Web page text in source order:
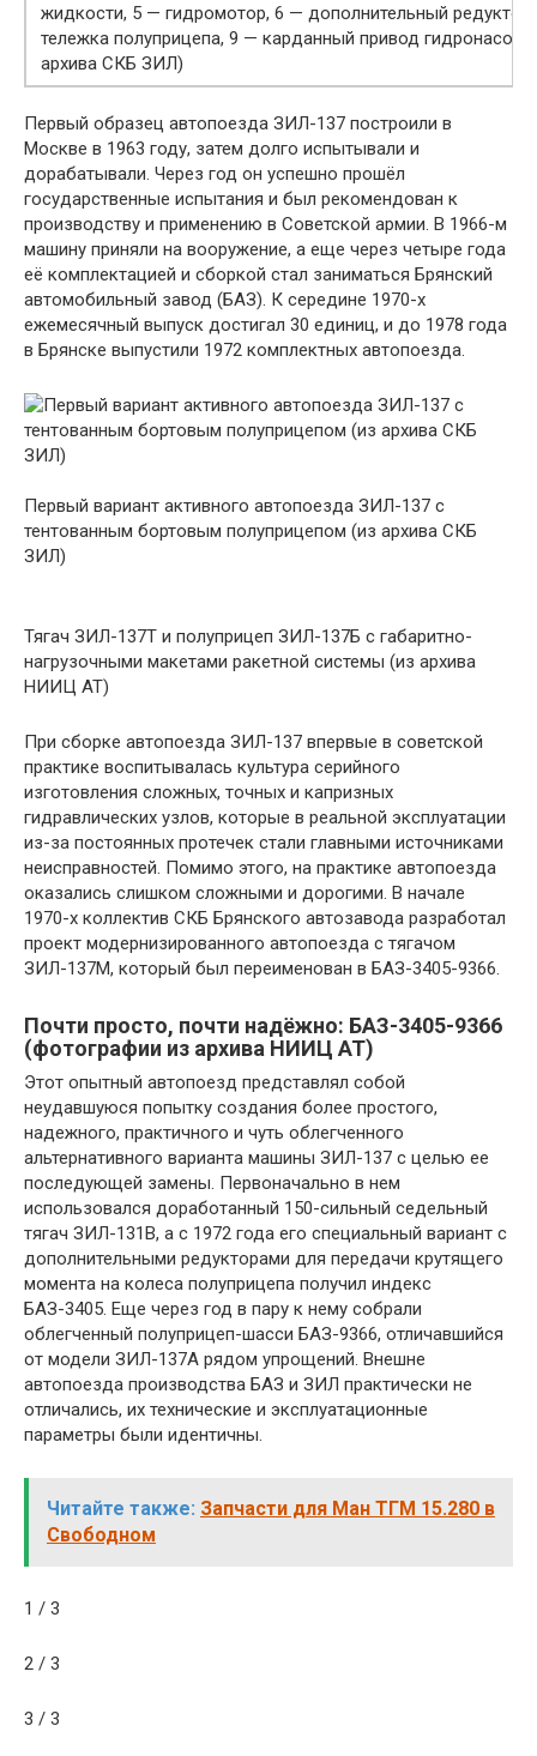
жидкости, 5 — гидромотор, 6 — дополнительный
тележка полуприцепа, 9 — карданный привод
архива СКБ ЗИЛ)
Первый образец автопоезда ЗИЛ-137 построили в
Москве в 1963 году, затем долго испытывали и
дорабатывали. Через год он успешно прошёл
государственные испытания и был рекомендован к
производству и применению в Советской армии. В 1966-м
машину приняли на вооружение, а еще через четыре года
её комплектацией и сборкой стал заниматься Брянский
автомобильный завод (БАЗ). К середине 1970-х
ежемесячный выпуск достигал 30 единиц, и до 1978 года
в Брянске выпустили 1972 комплектных автопоезда.
Первый вариант активного автопоезда ЗИЛ-137 с
тентованным бортовым полуприцепом (из архива СКБ
ЗИЛ)
Тягач ЗИЛ-137Т и полуприцеп ЗИЛ-137Б с габаритно-
нагрузочными макетами ракетной системы (из архива
НИИЦ АТ)
При сборке автопоезда ЗИЛ-137 впервые в советской
практике воспитывалась культура серийного
изготовления сложных, точных и капризных
гидравлических узлов, которые в реальной эксплуатации
из-за постоянных протечек стали главными источниками
неисправностей. Помимо этого, на практике автопоезда
оказались слишком сложными и дорогими. В начале
1970-х коллектив СКБ Брянского автозавода разработал
проект модернизированного автопоезда с тягачом
ЗИЛ-137М, который был переименован в БАЗ-3405-9366.
Почти просто, почти надёжно: БАЗ-3405-9366
(фотографии из архива НИИЦ АТ)
Этот опытный автопоезд представлял собой
неудавшуюся попытку создания более простого,
надежного, практичного и чуть облегченного
альтернативного варианта машины ЗИЛ-137 с целью ее
последующей замены. Первоначально в нем
использовался доработанный 150-сильный седельный
тягач ЗИЛ-131В, а с 1972 года его специальный вариант с
дополнительными редукторами для передачи крутящего
момента на колеса полуприцепа получил индекс
БАЗ-3405. Еще через год в пару к нему собрали
облегченный полуприцеп-шасси БАЗ-9366, отличавшийся
от модели ЗИЛ-137А рядом упрощений. Внешне
автопоезда производства БАЗ и ЗИЛ практически не
отличались, их технические и эксплуатационные
параметры были идентичны.
Читайте также: Запчасти для Ман ТГМ 15.280 в
Свободном
1 / 3
2 / 3
3 / 3